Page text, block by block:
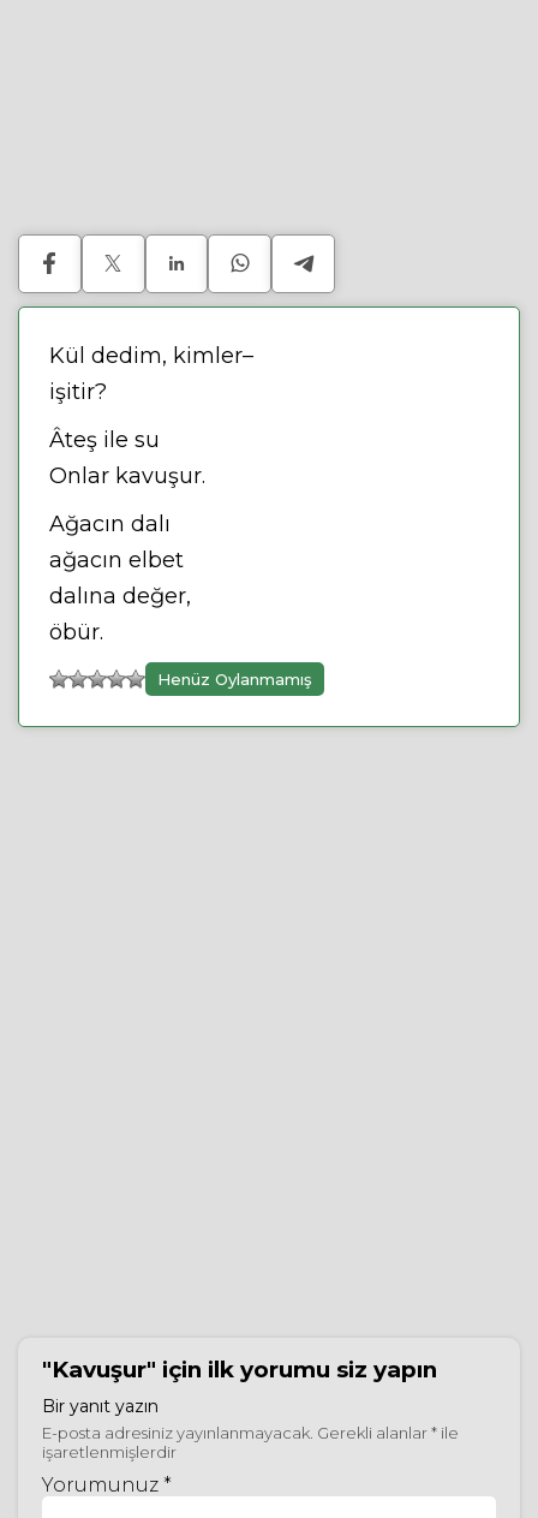
Kül dedim, kimler–
işitir?
Âteş ile su
Onlar kavuşur.
Ağacın dalı
ağacın elbet
dalına değer,
öbür.
Henüz Oylanmamış
"Kavuşur" için ilk yorumu siz yapın
Bir yanıt yazın
E-posta adresiniz yayınlanmayacak. Gerekli alanlar* ile
işaretlenmişlerdir
Yorumunuz *